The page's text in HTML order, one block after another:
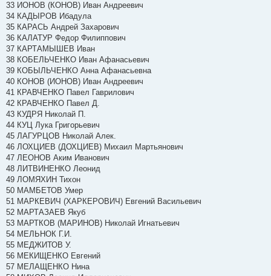
33 ИОНОВ (КОНОВ) Иван Андреевич
34 КАДЫРОВ Ибадула
35 КАРАСЬ Андрей Захарович
36 КАЛАТУР Федор Филиппович
37 КАРТАМЫШЕВ Иван
38 КОБЕЛЬЧЕНКО Иван Афанасьевич
39 КОБЫЛЬЧЕНКО Анна Афанасьевна
40 КОНОВ (ИОНОВ) Иван Андреевич
41 КРАВЧЕНКО Павел Гаврилович
42 КРАВЧЕНКО Павел Д.
43 КУДРЯ Николай П.
44 КУЦ Лука Григорьевич
45 ЛАГУРЦОВ Николай Алек.
46 ЛОХЦИЕВ (ДОХЦИЕВ) Михаил Мартьянович
47 ЛЕОНОВ Аким Иванович
48 ЛИТВИНЕНКО Леонид
49 ЛОМЯХИН Тихон
50 МАМБЕТОВ Умер
51 МАРКЕВИЧ (ХАРКЕРОВИЧ) Евгений Васильевич
52 МАРТАЗАЕВ Якуб
53 МАРТКОВ (МАРИНОВ) Николай Игнатьевич
54 МЕЛЬНОК Г.И.
55 МЕДЖИТОВ У.
56 МЕКИЩЕНКО Евгений
57 МЕЛАЩЕНКО Нина